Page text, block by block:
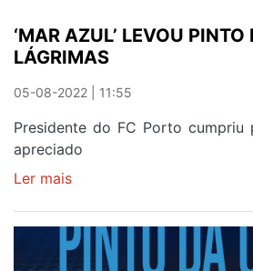
‘MAR AZUL’ LEVOU
LÁGRIMAS
05-08-2022 | 11:55
Presidente do FC Porto cumpriu
apreciado
Ler mais
LEVOU
PINTO